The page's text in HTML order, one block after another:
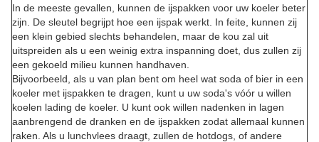
In de meeste gevallen, kunnen de ijspakken voor uw koeler beter
zijn. De sleutel begrijpt hoe een ijspak werkt. In feite, kunnen zij
een klein gebied slechts behandelen, maar de kou zal uit
uitspreiden als u een weinig extra inspanning doet, dus zullen zij
een gekoeld milieu kunnen handhaven.
Bijvoorbeeld, als u van plan bent om heel wat soda of bier in een
koeler met ijspakken te dragen, kunt u uw soda's vóór u willen
koelen lading de koeler. U kunt ook willen nadenken in lagen
aanbrengend de dranken en de ijspakken zodat allemaal kunnen
raken. Als u lunchvlees draagt, zullen de hotdogs, of andere